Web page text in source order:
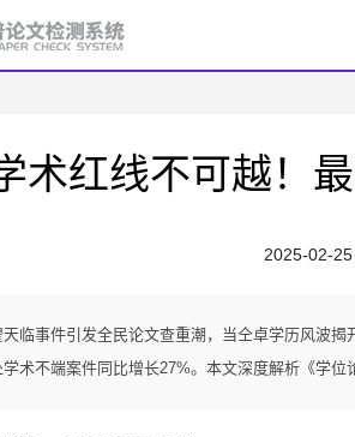
术红线不可越！
2025-02-
天临事件引发全民论文查重潮，当仝卓学历风波
术不端案件同比增长27%。本文深度解析《学位